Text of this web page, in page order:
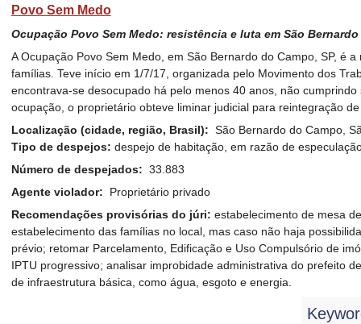
Povo Sem Medo
Ocupação Povo Sem Medo: resistência e luta em São
A Ocupação Povo Sem Medo, em São Bernardo do Campo, SP, é
famílias. Teve início em 1/7/17, organizada pelo Movimento dos
encontrava-se desocupado há pelo menos 40 anos, não
ocupação, o proprietário obteve liminar judicial para reintegração
Localização (cidade, região, Brasil): São Bernardo do Campo,
Tipo de despejos: despejo de habitação, em razão de
Número de despejados: 33.883
Agente violador: Proprietário privado
Recomendações provisórias do júri: estabelecimento de mesa
estabelecimento das famílias no local, mas caso não haja
prévio; retomar Parcelamento, Edificação e Uso Compulsório de
IPTU progressivo; analisar improbidade administrativa do prefeito
de infraestrutura básica, como água, esgoto e energia.